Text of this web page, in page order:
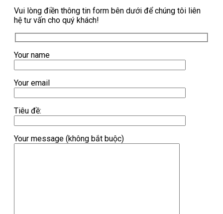
Vui lòng điền thông tin form bên dưới để chúng tôi liên
hệ tư vấn cho quý khách!
Your name
Your email
Tiêu đề:
Your message (không bắt buộc)